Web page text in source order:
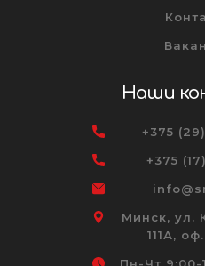
Наши
+375
+375
Минск, ул.
111А,
Пн-Чт 9:00-